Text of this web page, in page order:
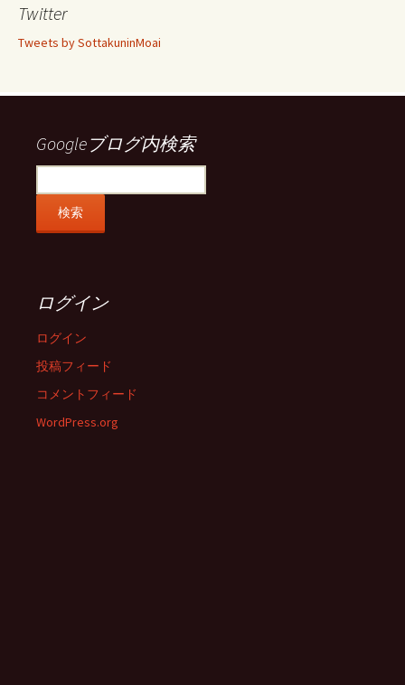
フ
ー
フ
ー ー ー
示
Twitter
Tweets by SottakuninMoai
Googleブログ内検索
ログイン
ログイン
投稿フィード
コメントフィード
WordPress.org